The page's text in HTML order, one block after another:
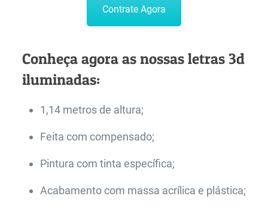
Contrate Agora
Conheça agora as nossas letras 3d
iluminadas:
1,14 metros de altura;
Feita com compensado;
Pintura com tinta específica;
Acabamento com massa acrílica e plástica;